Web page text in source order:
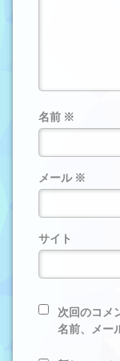
名前 ※
メール ※
サイト
次回のコメ
名前、メー